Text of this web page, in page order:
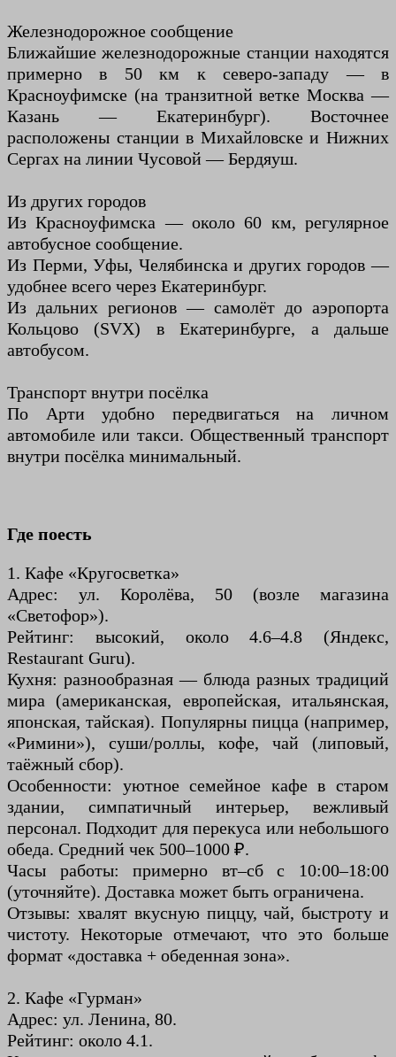
Железнодорожное сообщение
Ближайшие железнодорожные станции находятся
примерно в 50 км к северо-западу — в
Красноуфимске (на транзитной ветке Москва —
Казань — Екатеринбург). Восточнее
расположены станции в Михайловске и Нижних
Сергах на линии Чусовой — Бердяуш.
Из других городов
Из Красноуфимска — около 60 км, регулярное
автобусное сообщение.
Из Перми, Уфы, Челябинска и других городов —
удобнее всего через Екатеринбург.
Из дальних регионов — самолёт до аэропорта
Кольцово (SVX) в Екатеринбурге, а дальше
автобусом.
Транспорт внутри посёлка
По Арти удобно передвигаться на личном
автомобиле или такси. Общественный транспорт
внутри посёлка минимальный.
Где поесть
1. Кафе «Кругосветка»
Адрес: ул. Королёва, 50 (возле магазина
«Светофор»).
Рейтинг: высокий, около 4.6–4.8 (Яндекс,
Restaurant Guru).
Кухня: разнообразная — блюда разных традиций
мира (американская, европейская, итальянская,
японская, тайская). Популярны пицца (например,
«Римини»), суши/роллы, кофе, чай (липовый,
таёжный сбор).
Особенности: уютное семейное кафе в старом
здании, симпатичный интерьер, вежливый
персонал. Подходит для перекуса или небольшого
обеда. Средний чек 500–1000 ₽.
Часы работы: примерно вт–сб с 10:00–18:00
(уточняйте). Доставка может быть ограничена.
Отзывы: хвалят вкусную пиццу, чай, быстроту и
чистоту. Некоторые отмечают, что это больше
формат «доставка + обеденная зона».
2. Кафе «Гурман»
Адрес: ул. Ленина, 80.
Рейтинг: около 4.1.